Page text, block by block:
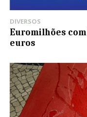
DIVERSOS
Euromilhões
euros